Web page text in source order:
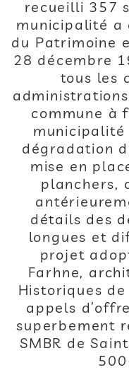
recueilli 357
municipalité a
du Patrimoine
28 décembre
tous les
commune à
dégradation
mise en
planchers,
détails des
longues et
projet
Farhne,
Historiques de
appels
superbement
SMBR de